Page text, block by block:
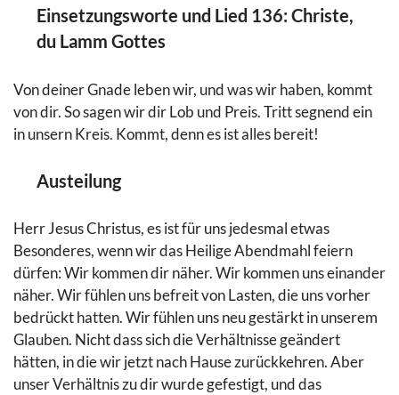
Einsetzungsworte und Lied 136: Christe,
du Lamm Gottes
Von deiner Gnade leben wir, und was wir haben, kommt
von dir. So sagen wir dir Lob und Preis. Tritt segnend ein
in unsern Kreis. Kommt, denn es ist alles bereit!
Austeilung
Herr Jesus Christus, es ist für uns jedesmal etwas
Besonderes, wenn wir das Heilige Abendmahl feiern
dürfen: Wir kommen dir näher. Wir kommen uns einander
näher. Wir fühlen uns befreit von Lasten, die uns vorher
bedrückt hatten. Wir fühlen uns neu gestärkt in unserem
Glauben. Nicht dass sich die Verhältnisse geändert
hätten, in die wir jetzt nach Hause zurückkehren. Aber
unser Verhältnis zu dir wurde gefestigt, und das